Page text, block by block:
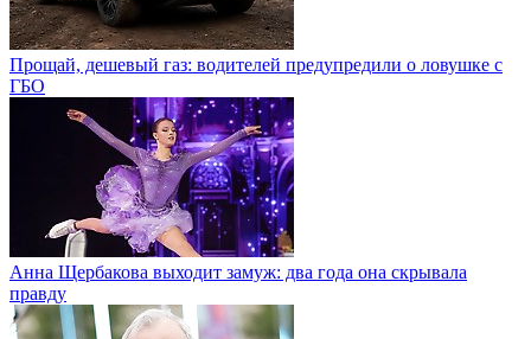
Прощай, дешевый газ: водителей предупредили о ловушке с
ГБО
Анна Щербакова выходит замуж: два года она скрывала
правду